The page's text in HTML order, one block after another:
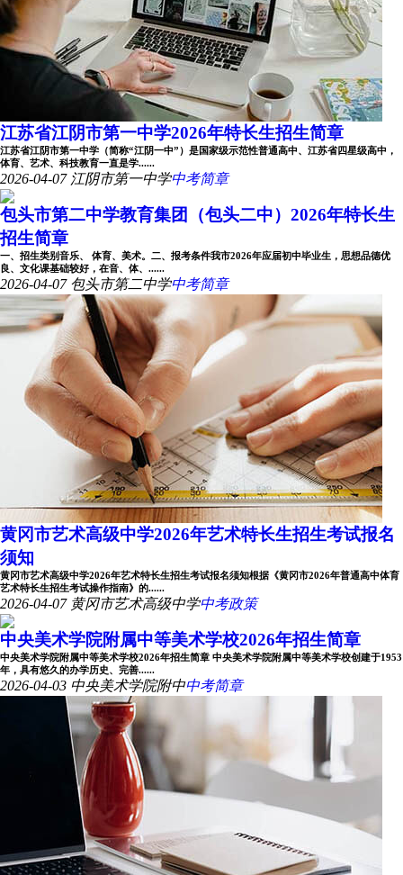
江苏省江阴市第一中学2026年特长生招生简章
江苏省江阴市第一中学（简称“江阴一中”）是国家级示范性普通高中、江苏省四星级高中，
体育、艺术、科技教育一直是学......
2026-04-07 江阴市第一中学中考简章
包头市第二中学教育集团（包头二中）2026年特长生
招生简章
一、招生类别音乐、 体育、美术。二、报考条件我市2026年应届初中毕业生，思想品德优
良、文化课基础较好，在音、体、......
2026-04-07 包头市第二中学中考简章
黄冈市艺术高级中学2026年艺术特长生招生考试报名
须知
黄冈市艺术高级中学2026年艺术特长生招生考试报名须知根据《黄冈市2026年普通高中体育
艺术特长生招生考试操作指南》的......
2026-04-07 黄冈市艺术高级中学中考政策
中央美术学院附属中等美术学校2026年招生简章
中央美术学院附属中等美术学校2026年招生简章 中央美术学院附属中等美术学校创建于1953
年，具有悠久的办学历史、完善......
2026-04-03 中央美术学院附中中考简章